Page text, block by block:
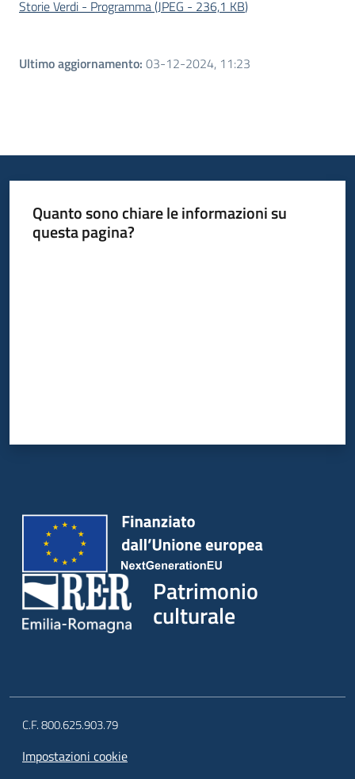
Storie Verdi - Programma(JPEG - 236,1 KB)
Ultimo aggiornamento: 03-12-2024, 11:23
Quanto sono chiare le informazioni su
questa pagina?
Patrimonio
culturale
C.F. 800.625.903.79
Impostazioni cookie